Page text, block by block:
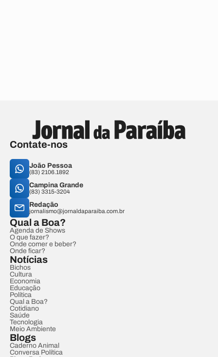
Contate-nos
João Pessoa
(83) 2106.1892
Campina Grande
(83) 3315-3204
Redação
jornalismo@jornaldaparaiba.com.br
Qual a Boa?
Agenda de Shows
O que fazer?
Onde comer e beber?
Onde ficar?
Notícias
Bichos
Cultura
Economia
Educação
Política
Qual a Boa?
Cotidiano
Saúde
Tecnologia
Meio Ambiente
Blogs
Caderno Animal
Conversa Política